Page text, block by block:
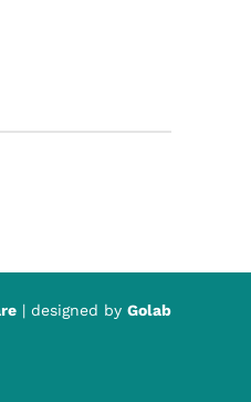
| designed by Golab